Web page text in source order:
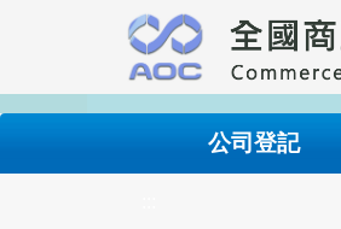
要
內
公司登記